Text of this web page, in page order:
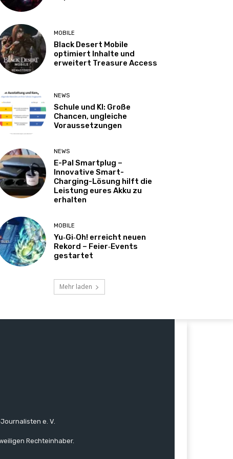
MOBILE
Black Desert Mobile
optimiert Inhalte und
erweitert Treasure Access
NEWS
Schule und KI: Große
Chancen, ungleiche
Voraussetzungen
NEWS
E-Pal Smartplug –
Innovative Smart-
Charging-Lösung hilft die
Leistung eures Akku zu
erhalten
MOBILE
Yu‑Gi‑Oh! erreicht neuen
Rekord – Feier‑Events
gestartet
Mehr laden
e. V.
Rechteinhaber.